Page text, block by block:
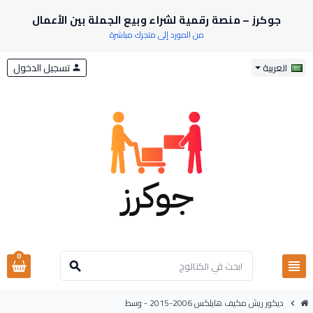
جوكرز – منصة رقمية لشراء وبيع الجملة بين الأعمال
من المورد إلى متجرك مباشرة
العربية
view_headline
search
person تسجيل الدخول
0
chevron_right ديكور ريش مكيف هايلكس 2006-2015 - وسط